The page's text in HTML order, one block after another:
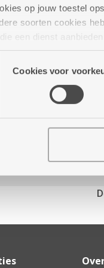
op jouw toestel
soorten cookies
een dienst
onze site voor social
die je aan hen
Cookies voor